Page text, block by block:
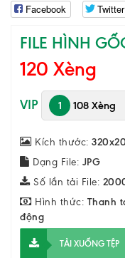
Facebook Twitter
FILE HÌNH
120 Xèng
VIP 1 108 Xèng
Kích thước:
Dạng File: JPG
Số lần tải File:
Hình thức: Thanh
động
TẢI XUỐNG TỆP